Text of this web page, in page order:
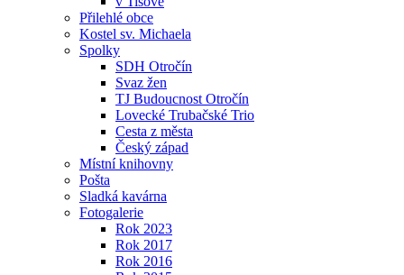
Přilehlé obce
Kostel sv. Michaela
Spolky
SDH Otročín
Svaz žen
TJ Budoucnost Otročín
Lovecké Trubačské Trio
Cesta z města
Český západ
Místní knihovny
Pošta
Sladká kavárna
Fotogalerie
Rok 2023
Rok 2017
Rok 2016